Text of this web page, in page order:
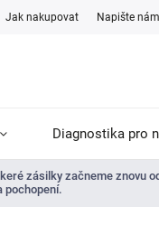
Jak nakupovat Napište nám
Diagnostika pro
zásilky začneme znovu
pochopení.